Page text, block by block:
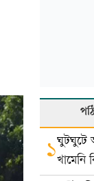
১ঘুটঘুটে
খামেনি